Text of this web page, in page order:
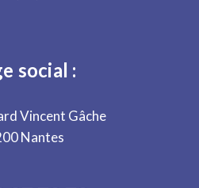
social :
Vincent Gâche
Nantes